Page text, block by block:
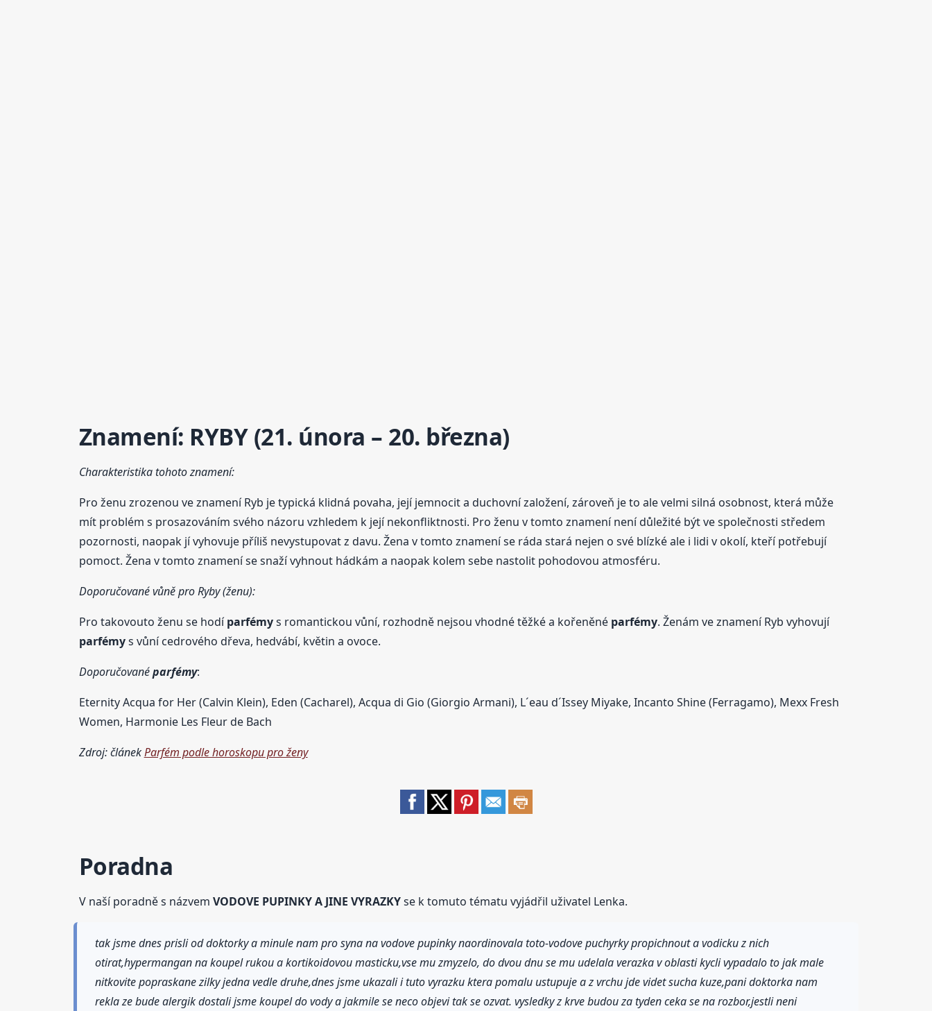
Znamení: RYBY (21. února – 20. března)
Charakteristika tohoto znamení:
Pro ženu zrozenou ve znamení Ryb je typická klidná povaha, její jemnocit a duchovní založení, zároveň je to ale velmi silná osobnost, která může
mít problém s prosazováním svého názoru vzhledem k její nekonfliktnosti. Pro ženu v tomto znamení není důležité být ve společnosti středem
pozornosti, naopak jí vyhovuje příliš nevystupovat z davu. Žena v tomto znamení se ráda stará nejen o své blízké ale i lidi v okolí, kteří potřebují
pomoct. Žena v tomto znamení se snaží vyhnout hádkám a naopak kolem sebe nastolit pohodovou atmosféru.
Doporučované vůně pro Ryby (ženu):
Pro takovouto ženu se hodíparfémys romantickou vůní, rozhodně nejsou vhodné těžké a kořeněné parfémy. Ženám ve znamení Ryb vyhovují
parfémys vůní cedrového dřeva, hedvábí, květin a ovoce.
Doporučovanéparfémy:
Eternity Acqua for Her (Calvin Klein), Eden (Cacharel), Acqua di Gio (Giorgio Armani), L´eau d´Issey Miyake, Incanto Shine (Ferragamo), Mexx Fresh
Women, Harmonie Les Fleur de Bach
Zdroj: článekParfém podle horoskopu pro ženy
Poradna
V naší poradně s názvem VODOVE PUPINKY A JINE VYRAZKYse k tomuto tématu vyjádřil uživatel Lenka.
tak jsme dnes prisli od doktorky a minule nam pro syna na vodove pupinky naordinovala toto-vodove puchyrky propichnout a vodicku z nich
otirat,hypermangan na koupel rukou a kortikoidovou masticku,vse mu zmyzelo, do dvou dnu se mu udelala verazka v oblasti kycli vypadalo to jak male
nitkovite popraskane zilky jedna vedle druhe,dnes jsme ukazali i tuto vyrazku ktera pomalu ustupuje a z vrchu jde videt sucha kuze,pani doktorka nam
rekla ze bude alergik dostali jsme koupel do vody a jakmile se neco objevi tak se ozvat. vysledky z krve budou za tyden ceka se na rozbor,jestli neni